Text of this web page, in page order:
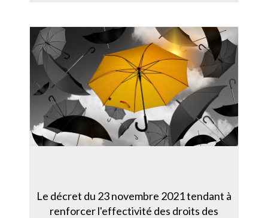
Le décret du 23 novembre 2021 tendant à
renforcer l'effectivité des droits des